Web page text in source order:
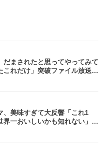
だまされたと思ってやってみて
これだけ」突破ファイル放送で
、美味すぎて大反響「これ1
界一おいしいかも知れない」